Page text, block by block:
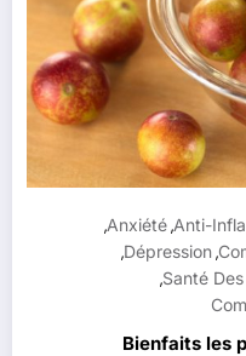
Anti-
,
Anxiété
,
,
Dépression
,
Santé
,
12 Bienfaits